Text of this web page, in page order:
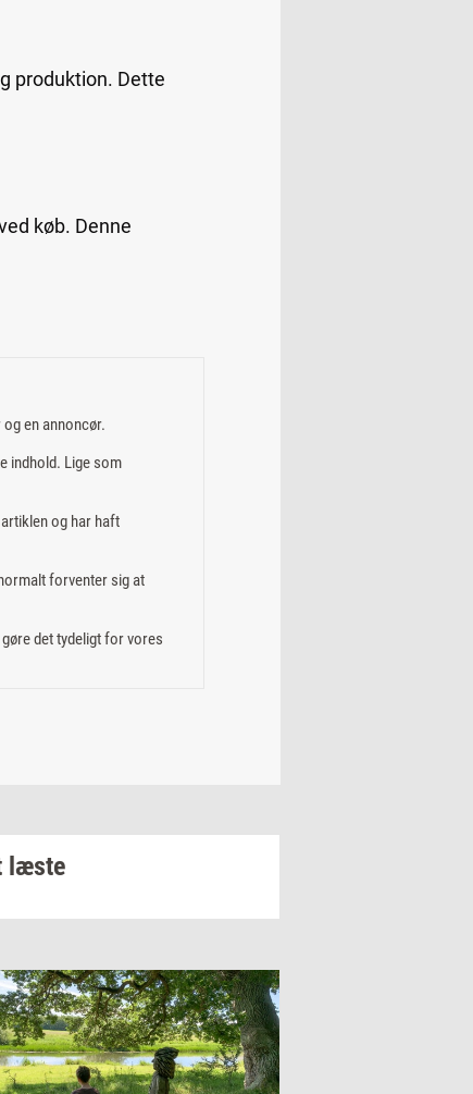
produktion. Dette
køb. Denne
en annoncør.
indhold. Lige som
artiklen og har haft
forventer sig at
det tydeligt for vores
læste